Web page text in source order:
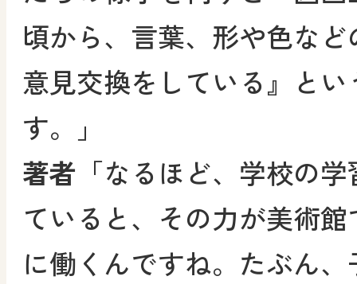
頃から、言葉、形や色な
意見交換をしている』と
す。」
著者 「なるほど、学校の
ていると、その力が美術
に働くんですね。たぶん